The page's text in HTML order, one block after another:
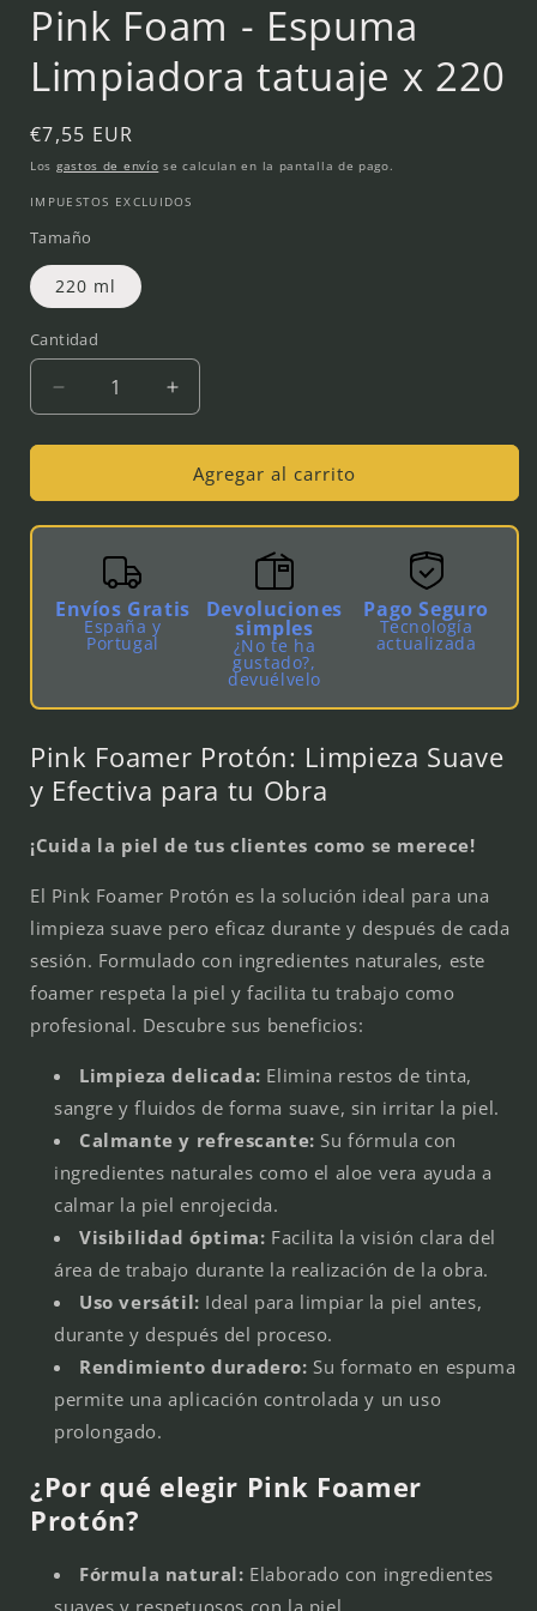
ventana
modal
Pink Foam - Espuma
Limpiadora tatuaje x 220
Precio
habitual
€7,55 EUR
Los gastos de envío se calculan en la pantalla de pago.
IMPUESTOS EXCLUIDOS
Tamaño
220 ml
Cantidad
Reducir
cantidad
para
Foam
-
Limpiadora
tatuaje
x
220
Aumentar
cantidad
para
Pink
Foam
-
tatuaje
x
Agregar al carrito
Envíos Gratis
España y
Portugal
Devoluciones
simples
¿No te ha
gustado?,
devuélvelo
Pago Seguro
Tecnología
actualizada
Pink Foamer Protón: Limpieza Suave
y Efectiva para tu Obra
¡Cuida la piel de tus clientes como se merece!
El Pink Foamer Protón es la solución ideal para una
limpieza suave pero eficaz durante y después de cada
sesión. Formulado con ingredientes naturales, este
foamer respeta la piel y facilita tu trabajo como
profesional. Descubre sus beneficios:
Limpieza delicada: Elimina restos de tinta,
sangre y fluidos de forma suave, sin irritar la piel.
Calmante y refrescante: Su fórmula con
ingredientes naturales como el aloe vera ayuda a
calmar la piel enrojecida.
Visibilidad óptima: Facilita la visión clara del
área de trabajo durante la realización de la obra.
Uso versátil: Ideal para limpiar la piel antes,
durante y después del proceso.
Rendimiento duradero: Su formato en espuma
permite una aplicación controlada y un uso
prolongado.
¿Por qué elegir Pink Foamer
Protón?
Fórmula natural: Elaborado con ingredientes
suaves y respetuosos con la piel.